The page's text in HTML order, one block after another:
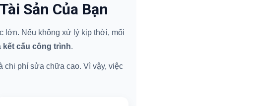
Sản Của Bạn
lớn. Nếu không xử lý kịp thời, mối
kết cấu công trình.
chi phí sửa chữa cao. Vì vậy, việc